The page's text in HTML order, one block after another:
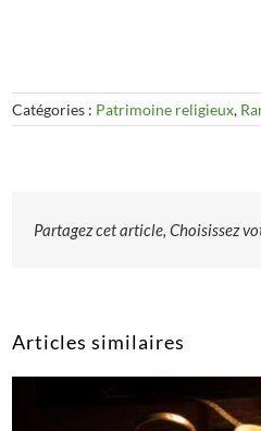
Catégories : Patrimoine religieux,
Partagez cet article, Choisissez
Articles similaires